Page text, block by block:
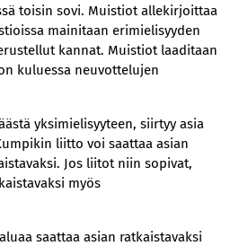
toisin sovi. Muistiot allekirjoittaa
mainitaan erimielisyyden
kannat. Muistiot laaditaan
kuluessa neuvottelujen
yksimielisyyteen, siirtyy asia
liitto voi saattaa asian
Jos liitot niin sopivat,
myös
saattaa asian ratkaistavaksi